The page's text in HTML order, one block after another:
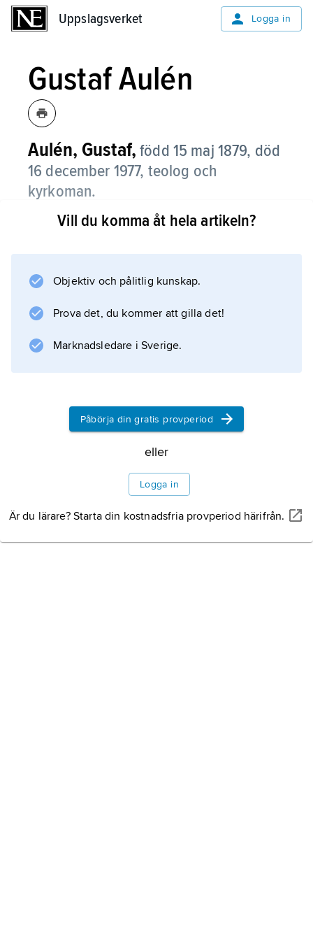
Uppslagsverket Logga in
Gustaf Aulén
Aulén, Gustaf, född 15 maj 1879, död
16 december 1977, teolog och
kyrkoman.
Efter akademiska studier i Uppsala blev Aulén
av denne och av Einar Billing. Åren 1913–33
Lunds universitet, 1933–53 biskop i Strängnäs
och därefter livligt verksam som teologisk
författare i Lund
Information om artikeln
Vill du komma åt hela artikeln?
Objektiv och pålitlig kunskap.
Prova det, du kommer att gilla det!
Marknadsledare i Sverige.
Påbörja din gratis provperiod
eller
Logga in
Är du lärare? Starta din kostnadsfria provperiod härifrån.